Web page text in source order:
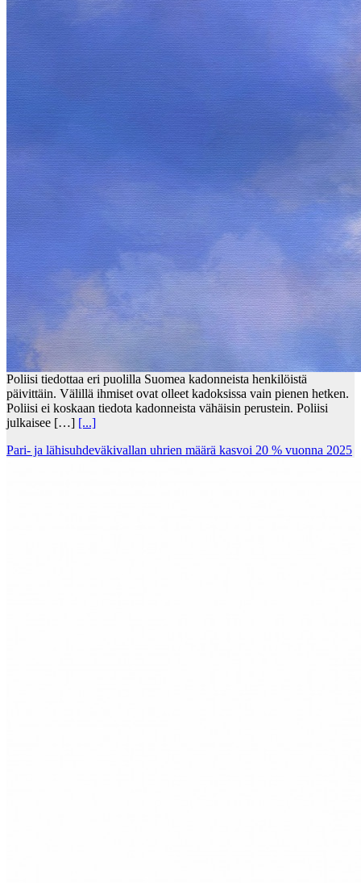
Poliisi tiedottaa eri puolilla Suomea kadonneista henkilöistä
päivittäin. Välillä ihmiset ovat olleet kadoksissa vain pienen hetken.
Poliisi ei koskaan tiedota kadonneista vähäisin perustein. Poliisi
julkaisee […] [...]
Pari- ja lähisuhdeväkivallan uhrien määrä kasvoi 20 % vuonna 2025